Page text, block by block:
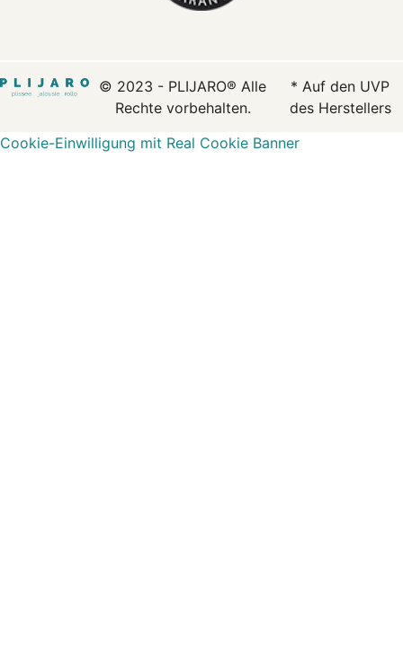
© 2023 - PLIJARO® Alle
Rechte vorbehalten.
* Auf den UVP
des Herstellers
Cookie-Einwilligung mit Real Cookie Banner